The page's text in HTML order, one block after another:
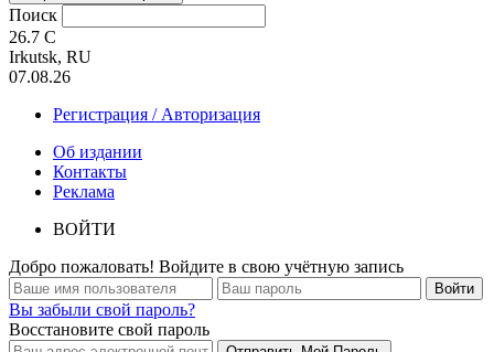
Поиск
26.7 C
Irkutsk, RU
07.08.26
Регистрация / Авторизация
Об издании
Контакты
Реклама
ВОЙТИ
Добро пожаловать! Войдите в свою учётную запись
Вы забыли свой пароль?
Восстановите свой пароль